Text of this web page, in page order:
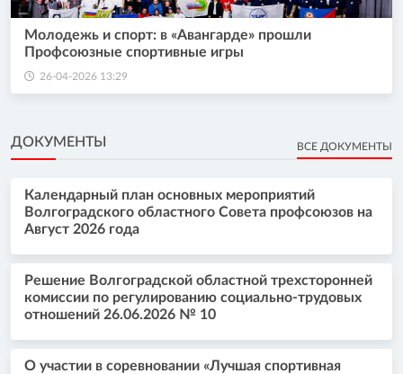
Молодежь и спорт: в «Авангарде» прошли
Профсоюзные спортивные игры
26-04-2026 13:29
ДОКУМЕНТЫ ВСЕ ДОКУМЕНТЫ
Календарный план основных мероприятий
Волгоградского областного Совета профсоюзов на
Август 2026 года
Решение Волгоградской областной трехсторонней
комиссии по регулированию социально-трудовых
отношений 26.06.2026 № 10
О участии в соревновании «Лучшая спортивная